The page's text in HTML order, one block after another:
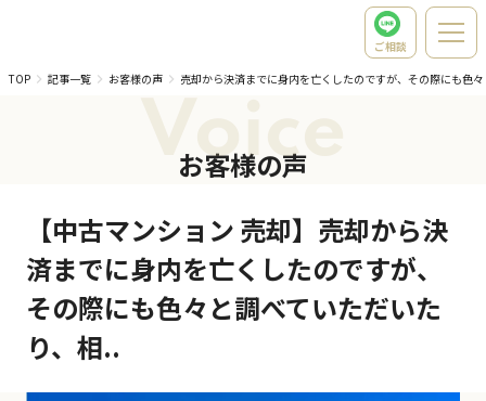
ご相談
TOP
記事一覧 お客様の声 売却から決済までに身内を亡くしたのですが、その際にも色
Voice
お客様の声
【中古マンション 売却】売却から決
済までに身内を亡くしたのですが、
その際にも色々と調べていただいた
り、相..